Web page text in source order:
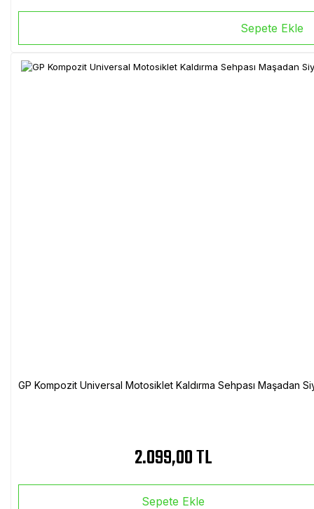
Sepete Ekle
GP Kompozit Universal Motosiklet Kaldırma Sehpası Maşadan
2.099,00 TL
Sepete Ekle